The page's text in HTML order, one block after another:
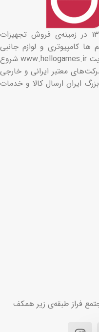
فراز طبقه‌ی زیر همکف
هلو گیمز فعالیت خود را از سال ۱۳۹۹ در زمینه‌ی فروش تجهیزات
کامپیوتری و لوازم جانبی
مربوطه به صورت آنلاین از طریق وبسایت www.hellogames.ir شروع
معتبر ایرانی و خارجی
ایران ارسال کالا و خدمات